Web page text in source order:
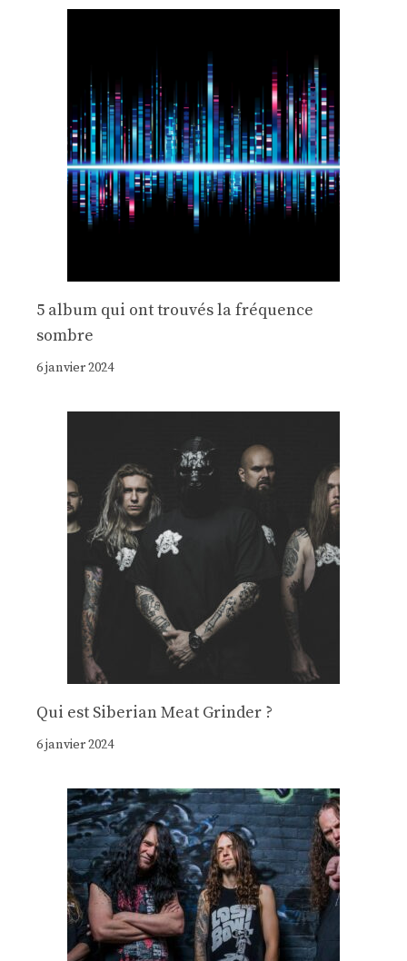
5 album qui ont trouvés la fréquence
sombre
6 janvier 2024
Qui est Siberian Meat Grinder ?
6 janvier 2024